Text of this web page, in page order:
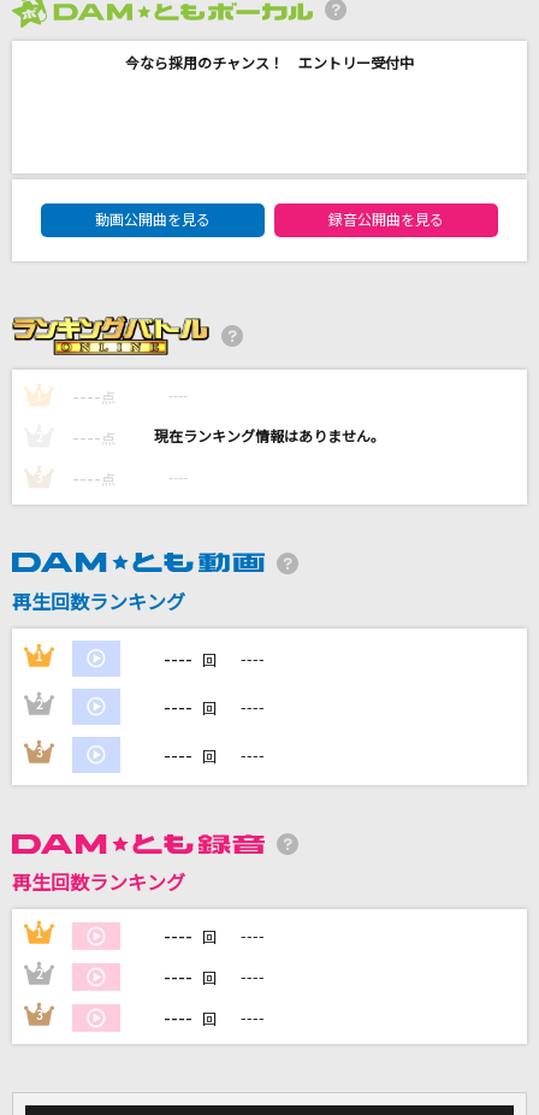
[生音]瞬き
米倉千尋
[生音]僕のこと
Mrs. GREEN APPLE
君の為のキミノウタ
indigo la End
カラオケ最新情報をチェック！
今なら採用のチャンス！ エントリー受付中
DAM★ともボーカルエントリーランキング
動画公開曲を見る
録音公開曲を見る
1 ---- 点 ----
---- 点 ----
3 ---- 点 ----
再生回数ランキング
1 ---- 回 ----
2 ---- 回 ----
3 ---- 回 ----
再生回数ランキング
1 ---- 回 ----
2 ---- 回 ----
3 ---- 回 ----